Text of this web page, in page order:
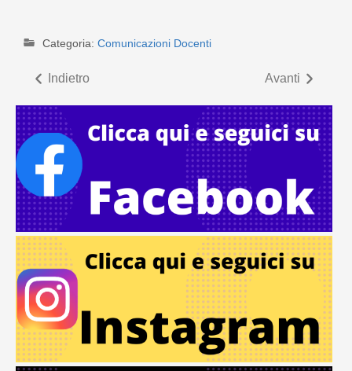
Categoria: Comunicazioni Docenti
Indietro Avanti